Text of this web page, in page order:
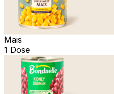
Mais
1 Dose